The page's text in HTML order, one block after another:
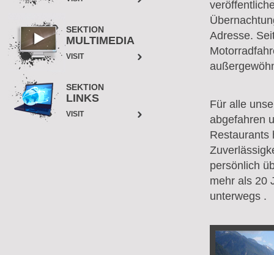
SEKTION
MULTIMEDIA
VISIT
SEKTION
LINKS
VISIT
Adresse.
Für alle
abgefahren
Restaurants
persönlich
mehr als 20
unterwegs .